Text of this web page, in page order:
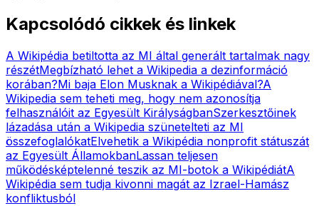
Kapcsolódó cikkek és linkek
A Wikipédia betiltotta az MI által generált tartalmak nagy
részétMegbízható lehet a Wikipedia a dezinformáció
korában?Mi baja Elon Musknak a Wikipédiával?A
Wikipedia sem teheti meg, hogy nem azonosítja
felhasználóit az Egyesült KirályságbanSzerkesztőinek
lázadása után a Wikipedia szünetelteti az MI
összefoglalókatElvehetik a Wikipédia nonprofit státuszát
az Egyesült ÁllamokbanLassan teljesen
működésképtelenné teszik az MI-botok a WikipédiátA
Wikipédia sem tudja kivonni magát az Izrael-Hamász
konfliktusból